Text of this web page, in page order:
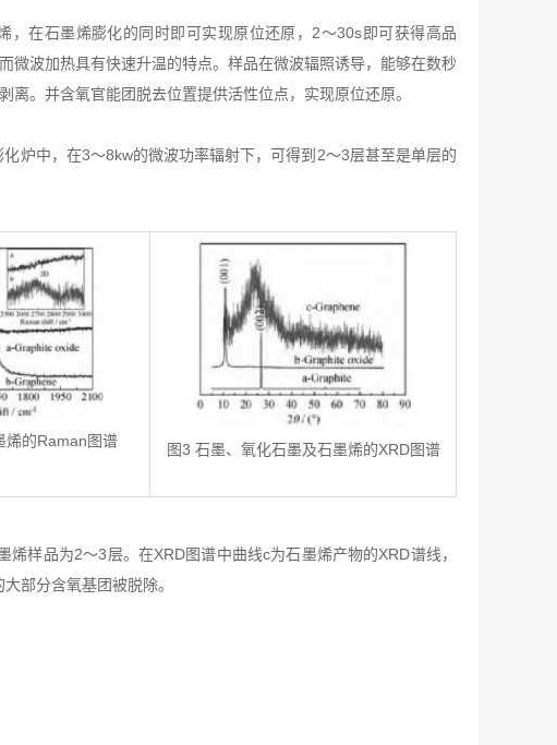
，在石墨烯膨化的同时即可实现原位还原，2～30s即可获得高品
微波加热具有快速升温的特点。样品在微波辐照诱导，能够在数秒
。并含氧官能团脱去位置提供活性位点，实现原位还原。
炉中，在3～8kw的微波功率辐射下，可得到2～3层甚至是单层的
烯的Raman图谱
图3 石墨、氧化石墨及石墨烯的XRD图谱
样品为2～3层。在XRD图谱中曲线c为石墨烯产物的XRD谱线，
部分含氧基团被脱除。